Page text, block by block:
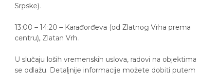
Srpske).
13:00 – 14:20 – Karađorđeva (od Zlatnog Vrha prema
centru), Zlatan Vrh.
U slučaju loših vremenskih uslova, radovi na objektima
se odlažu. Detaljnije informacije možete dobiti putem